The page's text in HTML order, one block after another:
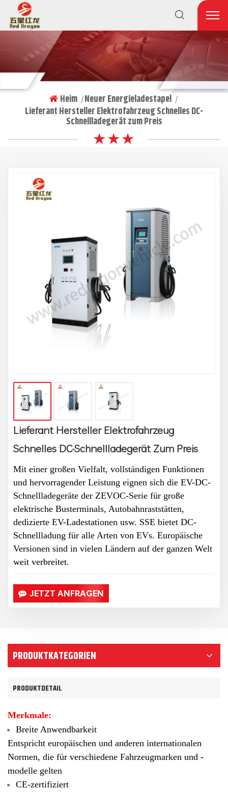
Heim | Neuer Energieladestapel |
Lieferant Hersteller Elektrofahrzeug Schnelles DC-
Schnellladegerät zum Preis
★ ★ ★
Lieferant Hersteller Elektrofahrzeug
Schnelles DC-Schnellladegerät Zum Preis
Mit einer großen Vielfalt, vollständigen Funktionen
und hervorragender Leistung eignen sich die EV-DC-
Schnellladegeräte der ZEVOC-Serie für große
elektrische Busterminals, Autobahnraststätten,
dedizierte EV-Ladestationen usw. SSE bietet DC-
Schnellladung für alle Arten von EVs. Europäische
Versionen sind in vielen Ländern auf der ganzen Welt
weit verbreitet.
JETZT ANFRAGEN
PRODUKTKATEGORIEN
PRODUKTDETAIL
Merkmale:
Breite Anwendbarkeit
Entspricht europäischen und anderen internationalen
Normen, die für verschiedene Fahrzeugmarken und -
modelle gelten
CE-zertifiziert